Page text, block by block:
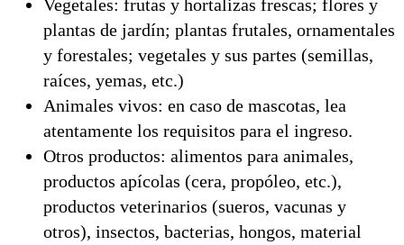
Vegetales: frutas y hortalizas frescas; flores y
plantas de jardín; plantas frutales, ornamentales
y forestales; vegetales y sus partes (semillas,
raíces, yemas, etc.)
Animales vivos: en caso de mascotas, lea
atentamente los requisitos para el ingreso.
Otros productos: alimentos para animales,
productos apícolas (cera, propóleo, etc.),
productos veterinarios (sueros, vacunas y
otros), insectos, bacterias, hongos, material